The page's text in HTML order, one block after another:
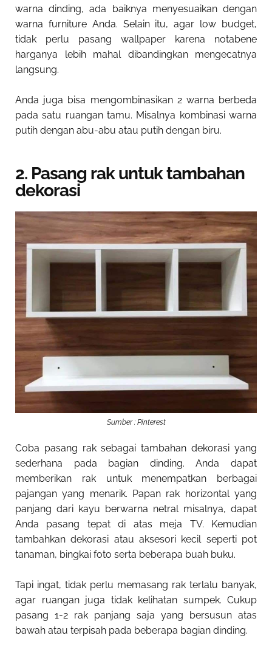
warna dinding, ada baiknya menyesuaikan dengan
warna furniture Anda. Selain itu, agar low budget,
tidak perlu pasang wallpaper karena notabene
harganya lebih mahal dibandingkan mengecatnya
langsung.
Anda juga bisa mengombinasikan 2 warna berbeda
pada satu ruangan tamu. Misalnya kombinasi warna
putih dengan abu-abu atau putih dengan biru.
2. Pasang rak untuk tambahan
dekorasi
Sumber : Pinterest
Coba pasang rak sebagai tambahan dekorasi yang
sederhana pada bagian dinding. Anda dapat
memberikan rak untuk menempatkan berbagai
pajangan yang menarik. Papan rak horizontal yang
panjang dari kayu berwarna netral misalnya, dapat
Anda pasang tepat di atas meja TV. Kemudian
tambahkan dekorasi atau aksesori kecil seperti pot
tanaman, bingkai foto serta beberapa buah buku.
Tapi ingat, tidak perlu memasang rak terlalu banyak,
agar ruangan juga tidak kelihatan sumpek. Cukup
pasang 1-2 rak panjang saja yang bersusun atas
bawah atau terpisah pada beberapa bagian dinding.